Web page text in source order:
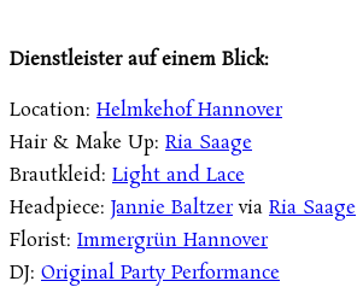
Dienstleister auf einem Blick:
Location: Helmkehof Hannover
Hair & Make Up: Ria Saage
Brautkleid: Light and Lace
Headpiece: Jannie Baltzervia Ria Saage
Florist: Immergrün Hannover
DJ: Original Party Performance